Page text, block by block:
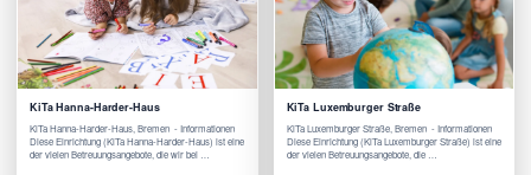
KiTa Hanna-Harder-Haus
KiTa Hanna-Harder-Haus, Bremen - Informationen
Diese Einrichtung (KiTa Hanna-Harder-Haus) ist eine
der vielen Betreuungsangebote, die wir bei …
KiTa Luxemburger Straße
KiTa Luxemburger Straße, Bremen - Informationen
Diese Einrichtung (KiTa Luxemburger Straße) ist eine
der vielen Betreuungsangebote, die …